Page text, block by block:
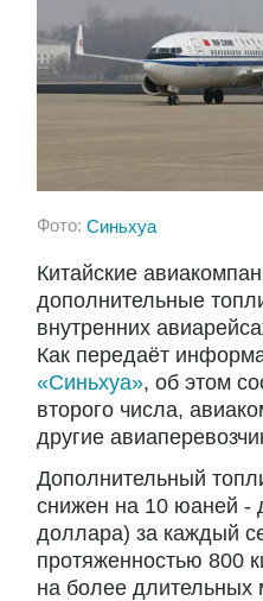
Фото: Синьхуа
Китайские
дополнительные
внутренних
Как передаёт
«Синьхуа», об этом
второго числа,
другие
Дополнительный
снижен на 10 юаней -
доллара) за каждый
протяженностью 800
на более длительных